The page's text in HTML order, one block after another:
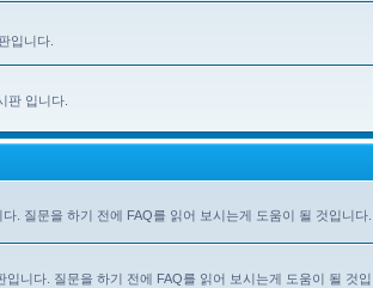
입니다.
판 입니다.
. 질문을 하기 전에 FAQ를 읽어 보시는게 도움이 될 것입니다.
니다. 질문을 하기 전에 FAQ를 읽어 보시는게 도움이 될 것입